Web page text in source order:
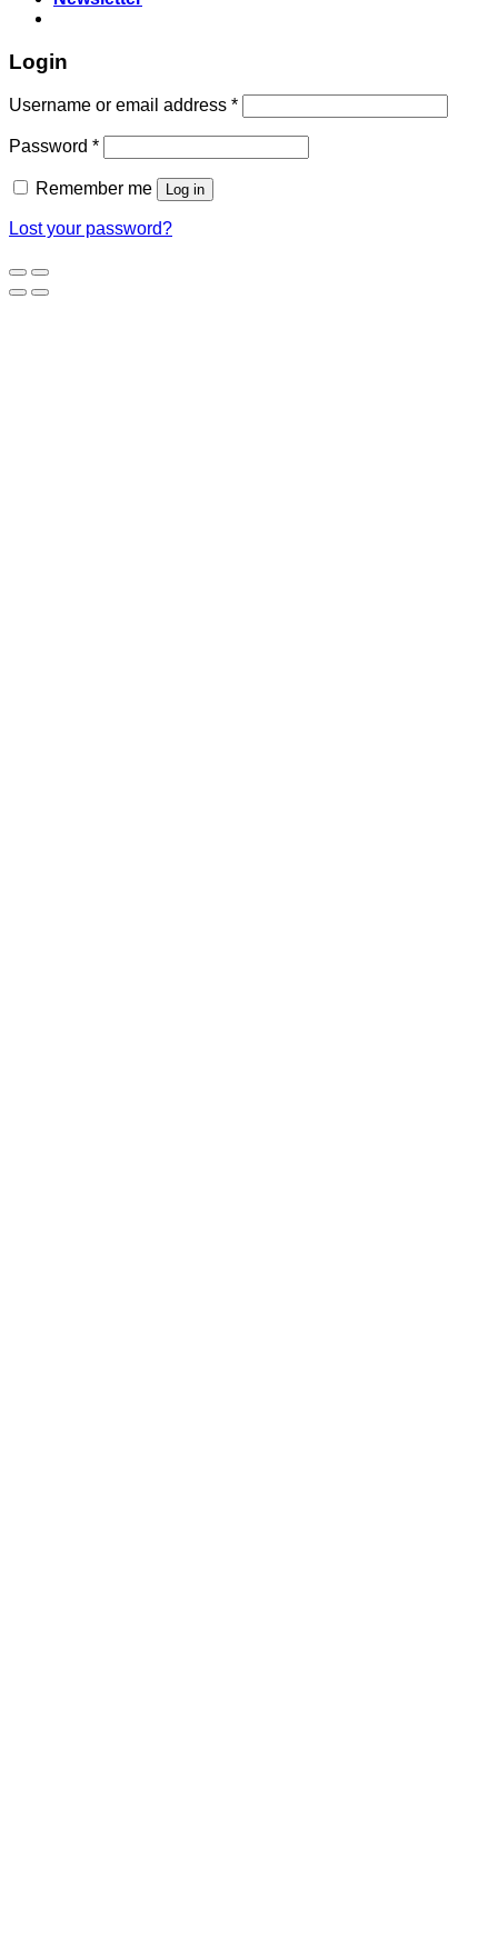
Login
Username or email address *Required
Password *Required
Remember me Log in
Lost your password?